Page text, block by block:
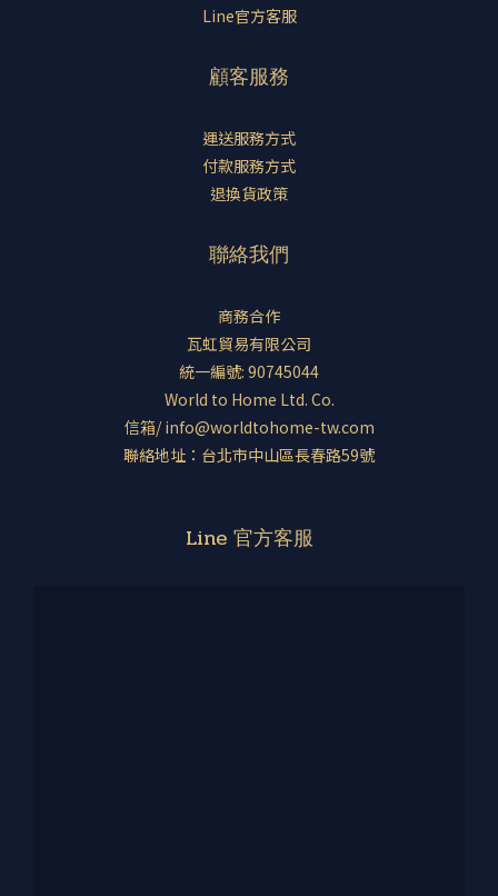
Line官方客服
顧客服務
運送服務方式
付款服務方式
退換貨政策
聯絡我們
商務合作
瓦虹貿易有限公司
統一編號: 90745044
World to Home Ltd. Co.
信箱/ info@worldtohome-tw.com
聯絡地址：台北市中山區長春路59號
Line 官方客服